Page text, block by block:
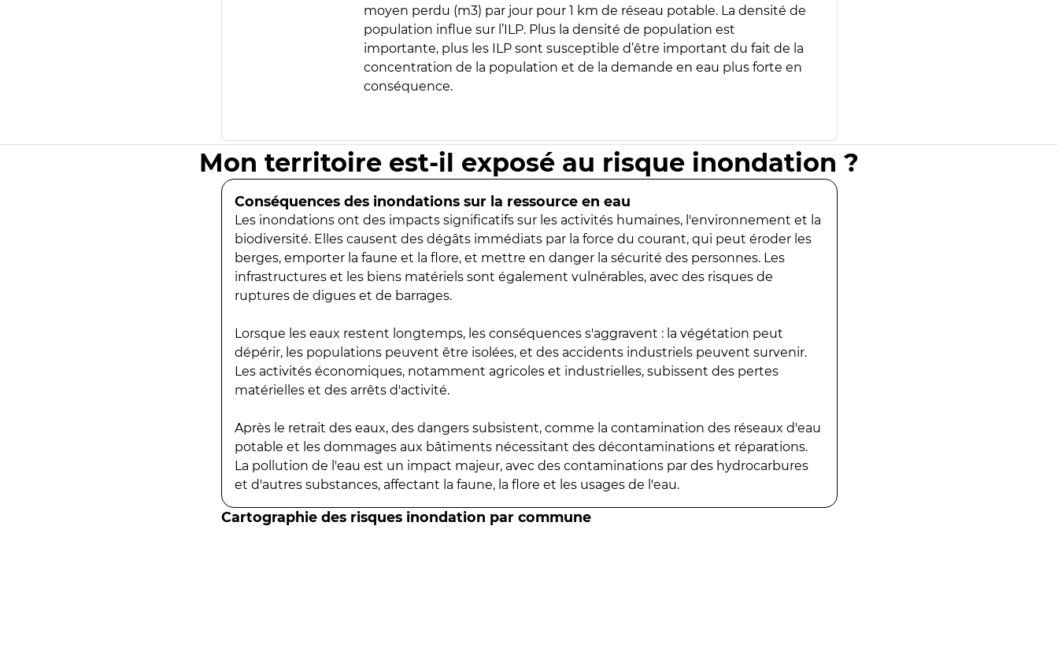
moyen perdu (m3) par jour pour 1 km de réseau potable. La densité de
population influe sur l’ILP. Plus la densité de population est
importante, plus les ILP sont susceptible d’être important du fait de la
concentration de la population et de la demande en eau plus forte en
conséquence.
Mon territoire est-il exposé au risque inondation ?
Conséquences des inondations sur la ressource en eau
Les inondations ont des impacts significatifs sur les activités humaines, l'environnement et la
biodiversité. Elles causent des dégâts immédiats par la force du courant, qui peut éroder les
berges, emporter la faune et la flore, et mettre en danger la sécurité des personnes. Les
infrastructures et les biens matériels sont également vulnérables, avec des risques de
ruptures de digues et de barrages.
Lorsque les eaux restent longtemps, les conséquences s'aggravent : la végétation peut
dépérir, les populations peuvent être isolées, et des accidents industriels peuvent survenir.
Les activités économiques, notamment agricoles et industrielles, subissent des pertes
matérielles et des arrêts d'activité.
Après le retrait des eaux, des dangers subsistent, comme la contamination des réseaux d'eau
potable et les dommages aux bâtiments nécessitant des décontaminations et réparations.
La pollution de l'eau est un impact majeur, avec des contaminations par des hydrocarbures
et d'autres substances, affectant la faune, la flore et les usages de l'eau.
Cartographie des risques inondation par commune